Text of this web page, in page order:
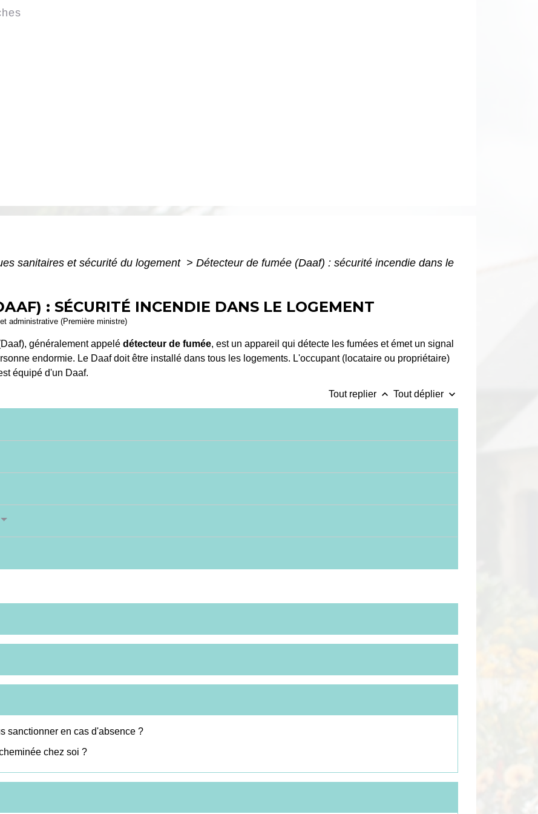
sanitaires et sécurité du logement > Détecteur de fumée (Daaf) : sécurité incendie dans le
: SÉCURITÉ INCENDIE DANS LE LOGEMENT
administrative (Première ministre)
généralement appelé détecteur de fumée, est un appareil qui détecte les fumées et émet un signal
endormie. Le Daaf doit être installé dans tous les logements. L'occupant (locataire ou propriétaire)
équipé d'un Daaf.
Tout replier keyboard_arrow_up Tout déplier keyboard_arrow_down
sanctionner en cas d'absence ?
chez soi ?